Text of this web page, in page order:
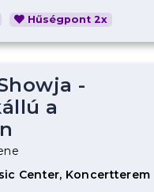
Hűségpont 2x
-
a
Center, Koncertterem